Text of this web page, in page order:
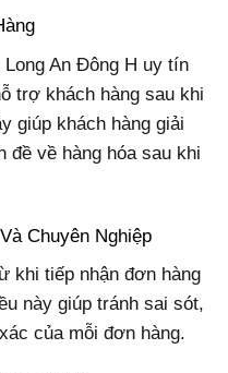
An Đông H uy tín
trợ khách hàng sau khi
giúp khách hàng giải
đề về hàng hóa sau khi
Chuyên Nghiệp
khi tiếp nhận đơn hàng
này giúp tránh sai sót,
của mỗi đơn hàng.